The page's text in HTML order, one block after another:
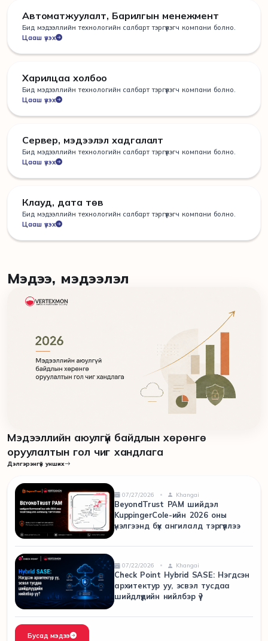
Автоматжуулалт, Барилгын менежмент
Бид мэдээллийн технологийн салбарт тэргүүлэгч компани болно.
Цааш үзэх
Харилцаа холбоо
Бид мэдээллийн технологийн салбарт тэргүүлэгч компани болно.
Цааш үзэх
Сервер, мэдээлэл хадгалалт
Бид мэдээллийн технологийн салбарт тэргүүлэгч компани болно.
Цааш үзэх
Клауд, дата төв
Бид мэдээллийн технологийн салбарт тэргүүлэгч компани болно.
Цааш үзэх
Мэдээ, мэдээлэл
Мэдээллийн аюулгүй байдлын хөрөнгө
оруулалтын гол чиг хандлага
Дэлгэрэнгүй унших
07/27/2026 Khangai
BeyondTrust PAM шийдэл
KuppingerCole-ийн 2026 оны
үнэлгээнд бүх ангилалд тэргүүллээ
07/22/2026 Khangai
Check Point Hybrid SASE: Нэгдсэн
архитектур уу, эсвэл тусдаа
шийдлүүдийн нийлбэр үү?
Бусад мэдээ